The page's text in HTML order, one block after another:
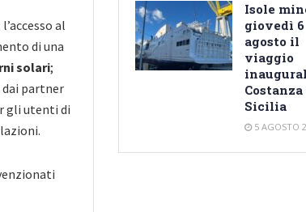
l’accesso al
di una
solari;
partner
gli utenti di
Isole
giovedì 6
agosto il
viaggio
Sicilia
5 AGOSTO